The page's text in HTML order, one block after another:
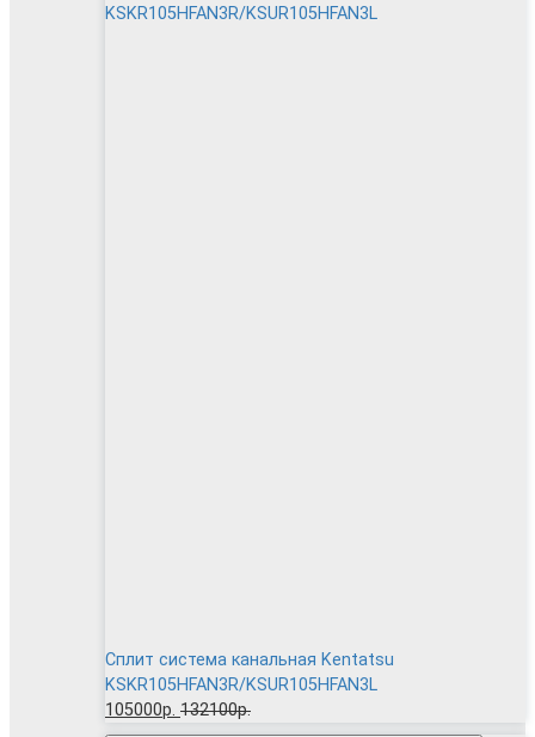
Сплит система канальная Kentatsu
KSKR105HFAN3R/KSUR105HFAN3L
105000р. 132100р.